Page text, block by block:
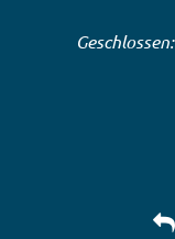
Klicken,
Geschlossen: